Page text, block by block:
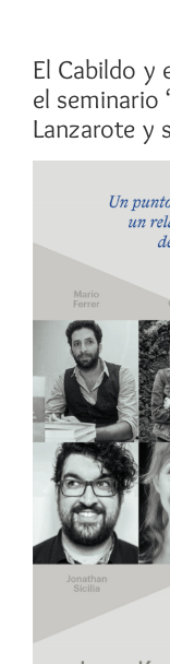
El Cabildo y
el seminario
Lanzarote y
grande